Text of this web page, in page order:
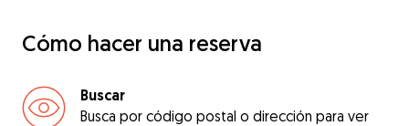
Cómo hacer una reserva
Buscar
Busca por código postal o dirección para ver